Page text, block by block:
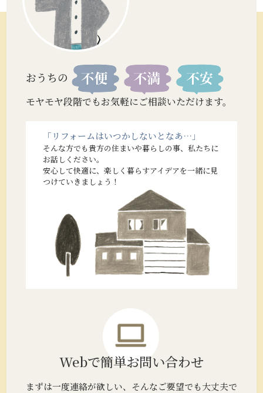
おうちの
モヤモヤ段階でもお気軽にご相談いただけます。
「リフォームはいつかしないとなあ…」
そんな方でも貴方の住まいや暮らしの事、私たちに
お話しください。
安心して快適に、楽しく暮らすアイデアを一緒に見
つけていきましょう！
Webで簡単お問い合わせ
まずは一度連絡が欲しい、そんなご要望でも大丈夫で